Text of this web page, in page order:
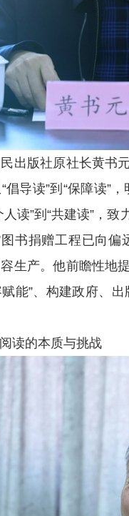
出版社原社长黄书
导读”到“保障读”
读”到“共建读”，
书捐赠工程已向
生产。他前瞻性地
赋能”、构建政府、
读的本质与挑战